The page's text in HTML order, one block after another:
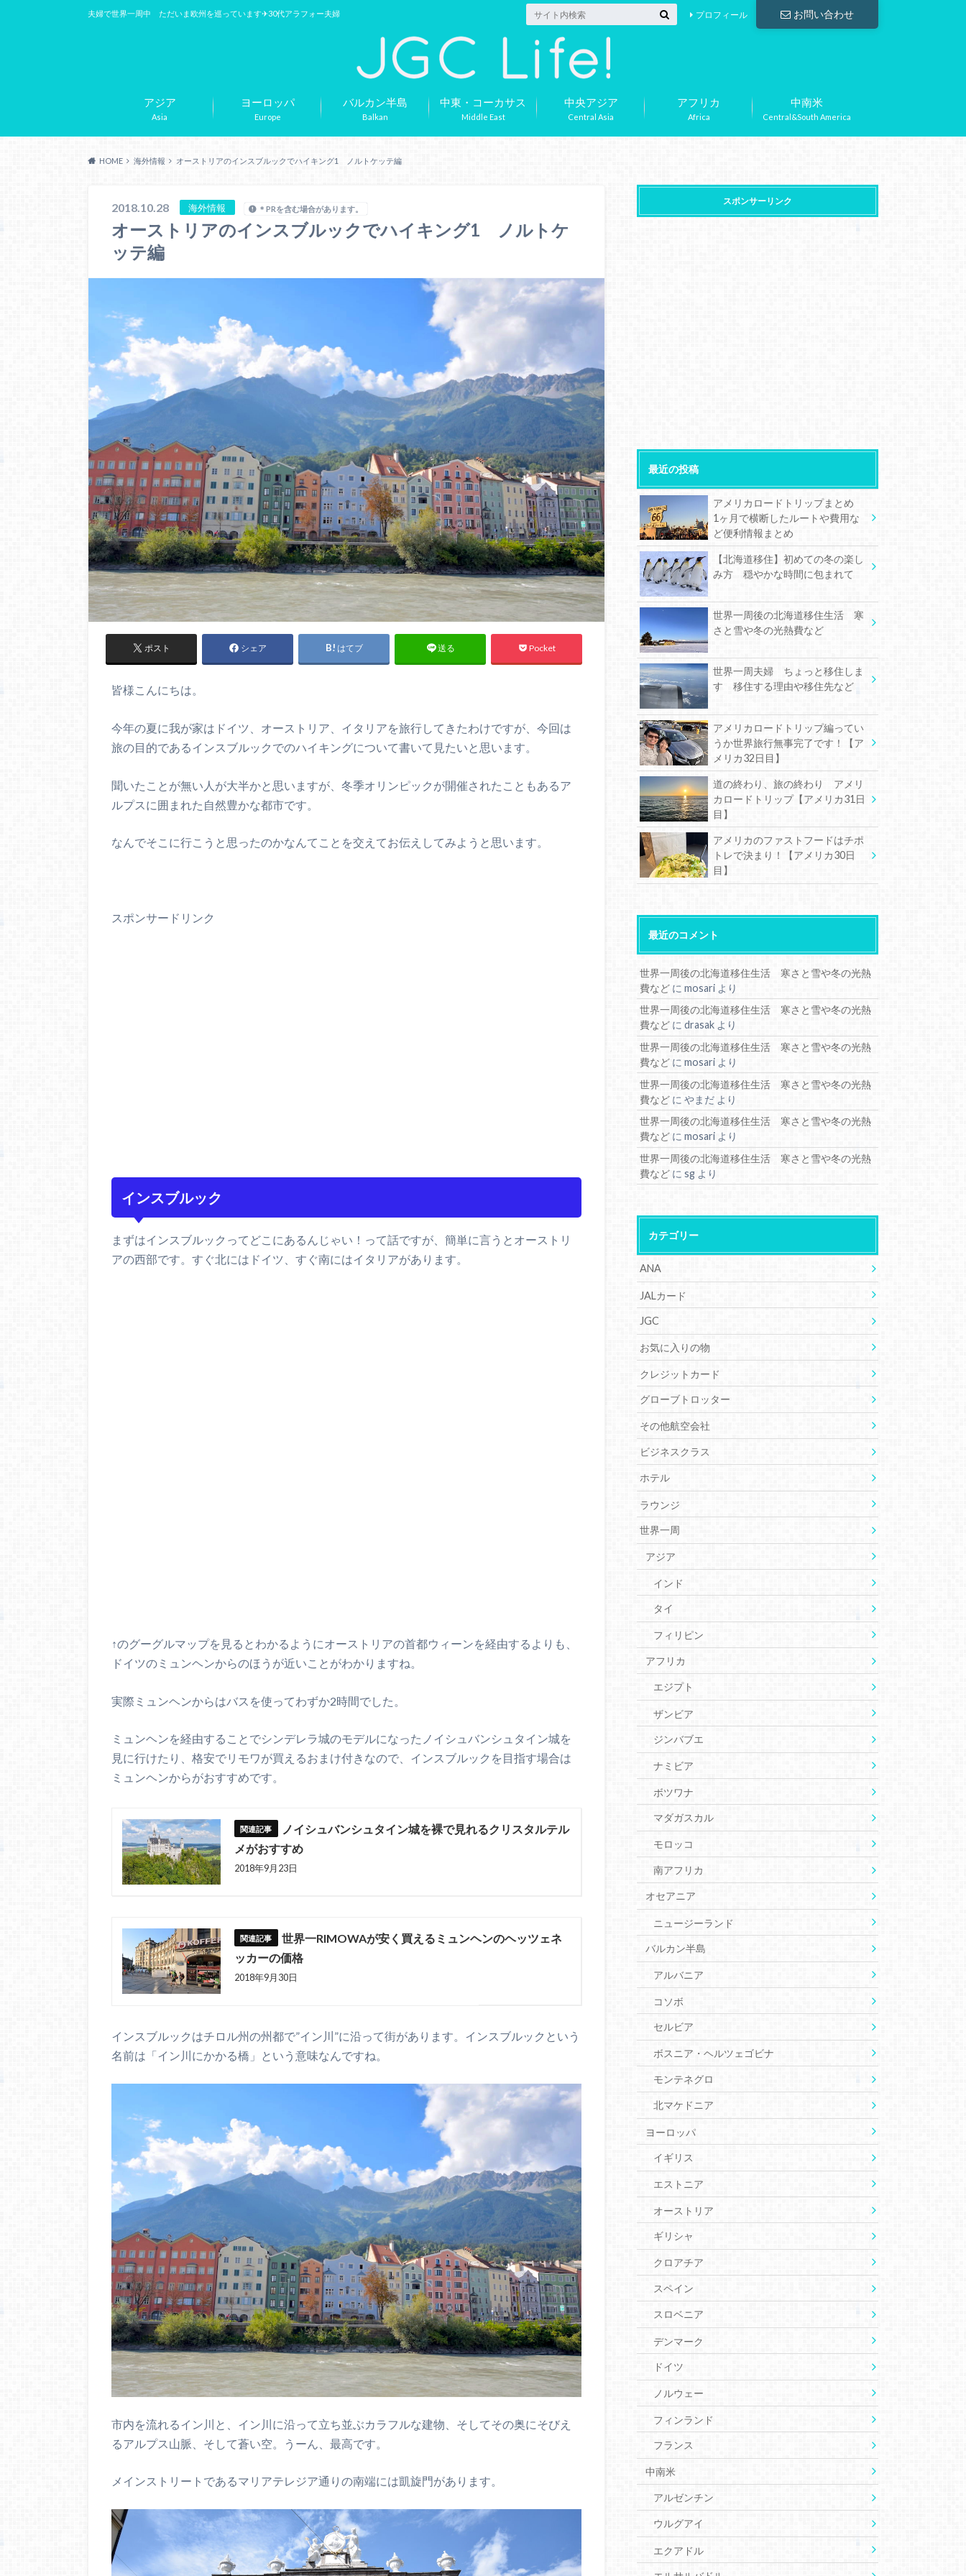
夫婦で世界一周中 ただいま欧州を巡っています✈︎30代アラフォー夫婦 お問い合わせ
プロフィール
Asia
アジア
Europe
ヨーロッパ
Balkan
バルカン半島
Middle East
中東・コーカサス
Central Asia
中央アジア
Africa
アフリカ
Central&South America
中南米
HOME 海外情報 オーストリアのインスブルックでハイキング1 ノルトケッテ編
2018.10.28 海外情報 ＊PRを含む場合があります。
オーストリアのインスブルックでハイキング1 ノルトケ
ッテ編
ポスト シェア はてブ 送る Pocket
皆様こんにちは。
今年の夏に我が家はドイツ、オーストリア、イタリアを旅行してきたわけですが、今回は
旅の目的であるインスブルックでのハイキングについて書いて見たいと思います。
聞いたことが無い人が大半かと思いますが、冬季オリンピックが開催されたこともあるア
ルプスに囲まれた自然豊かな都市です。
なんでそこに行こうと思ったのかなんてことを交えてお伝えしてみようと思います。
スポンサードリンク
インスブルック
まずはインスブルックってどこにあるんじゃい！って話ですが、簡単に言うとオーストリ
アの西部です。すぐ北にはドイツ、すぐ南にはイタリアがあります。
↑のグーグルマップを見るとわかるようにオーストリアの首都ウィーンを経由するよりも、
ドイツのミュンヘンからのほうが近いことがわかりますね。
実際ミュンヘンからはバスを使ってわずか2時間でした。
ミュンヘンを経由することでシンデレラ城のモデルになったノイシュバンシュタイン城を
見に行けたり、格安でリモワが買えるおまけ付きなので、インスブルックを目指す場合は
ミュンヘンからがおすすめです。
ノイシュバンシュタイン城を裸で見れるクリスタルテル
メがおすすめ
2018年9月23日
世界一RIMOWAが安く買えるミュンヘンのヘッツェネ
ッカーの価格
2018年9月30日
インスブルックはチロル州の州都で”イン川”に沿って街があります。インスブルックという
名前は「イン川にかかる橋」という意味なんですね。
市内を流れるイン川と、イン川に沿って立ち並ぶカラフルな建物、そしてその奥にそびえ
るアルプス山脈、そして蒼い空。うーん、最高です。
メインストリートであるマリアテレジア通りの南端には凱旋門があります。
スポンサーリンク
最近の投稿
アメリカロードトリップまとめ
1ヶ月で横断したルートや費用な
ど便利情報まとめ
【北海道移住】初めての冬の楽し
み方 穏やかな時間に包まれて
世界一周後の北海道移住生活 寒
さと雪や冬の光熱費など
世界一周夫婦 ちょっと移住しま
す 移住する理由や移住先など
アメリカロードトリップ編ってい
うか世界旅行無事完了です！【ア
メリカ32日目】
道の終わり、旅の終わり アメリ
カロードトリップ【アメリカ31日
目】
アメリカのファストフードはチポ
トレで決まり！【アメリカ30日
目】
最近のコメント
世界一周後の北海道移住生活 寒さと雪や冬の光熱
費など にmosari より
世界一周後の北海道移住生活 寒さと雪や冬の光熱
費など にdrasak より
世界一周後の北海道移住生活 寒さと雪や冬の光熱
費など にmosari より
世界一周後の北海道移住生活 寒さと雪や冬の光熱
費など にやまだ より
世界一周後の北海道移住生活 寒さと雪や冬の光熱
費など にmosari より
世界一周後の北海道移住生活 寒さと雪や冬の光熱
費など にsg より
カテゴリー
ANA
JALカード
JGC
お気に入りの物
クレジットカード
グローブトロッター
その他航空会社
ビジネスクラス
ホテル
ラウンジ
世界一周
アジア
インド
タイ
フィリピン
アフリカ
エジプト
ザンビア
ジンバブエ
ナミビア
ボツワナ
マダガスカル
モロッコ
南アフリカ
オセアニア
ニュージーランド
バルカン半島
アルバニア
コソボ
セルビア
ボスニア・ヘルツェゴビナ
モンテネグロ
北マケドニア
ヨーロッパ
イギリス
エストニア
オーストリア
ギリシャ
クロアチア
スペイン
スロベニア
デンマーク
ドイツ
ノルウェー
フィンランド
フランス
中南米
アルゼンチン
ウルグアイ
エクアドル